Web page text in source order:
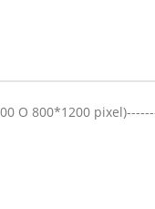
O 800*1200